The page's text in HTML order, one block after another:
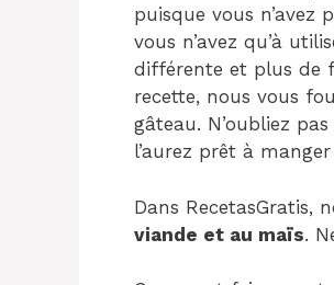
puisque vous
vous n’avez qu’à
différente et plus de
recette, nous vous
gâteau. N’oubliez
l’aurez prêt à
Dans RecetasGratis,
viande et au maïs.